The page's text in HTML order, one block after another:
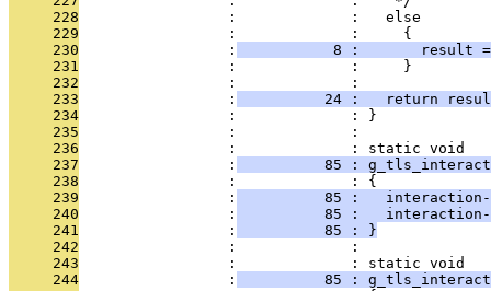
     228
                 :             :   else
     229
                 :             :     {
     230
                 :
8 :       result
     231
                 :             :     }
     232
                 :             :
     233
                 :
24 :   return
     234
                 :             : }
     235
                 :             :
     236
                 :             : static void
     237
                 :
85 :
     238
                 :             : {
     239
                 :
85 :
     240
                 :
85 :
     241
                 :
          85 : }
     242
                 :             :
     243
                 :             : static void
     244
                 :
85 :